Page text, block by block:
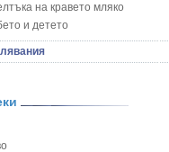
на кравето мляко
и детето
и детето
деца
бебето и детето
при деца